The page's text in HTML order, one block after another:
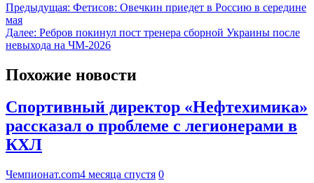
Предыдущая: Фетисов: Овечкин приедет в Россию в середине
мая
Далее: Ребров покинул пост тренера сборной Украины после
невыхода на ЧМ-2026
Похожие новости
Спортивный директор «Нефтехимика»
рассказал о проблеме с легионерами в
КХЛ
Чемпионат.com4 месяца спустя 0